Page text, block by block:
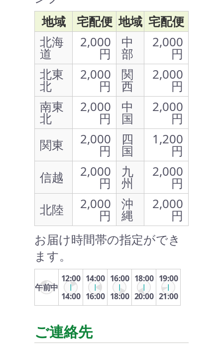
地域
宅配便 地域 宅配便
北海
道
2,000
円
中
部
2,000
円
北東
北
2,000
円
関
西
2,000
円
南東
北
2,000
円
中
国
2,000
円
関東
2,000
円
四
国
1,200
円
信越
2,000
円
九
州
2,000
円
北陸
2,000
円
沖
縄
2,000
円
お届け時間帯の指定ができ
ます。
午前中
12:00
14:00
14:00
16:00
16:00
18:00
18:00
20:00
19:00
21:00
ご連絡先